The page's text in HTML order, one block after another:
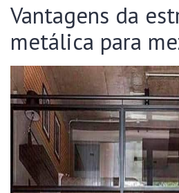
Vantagens da
metálica para